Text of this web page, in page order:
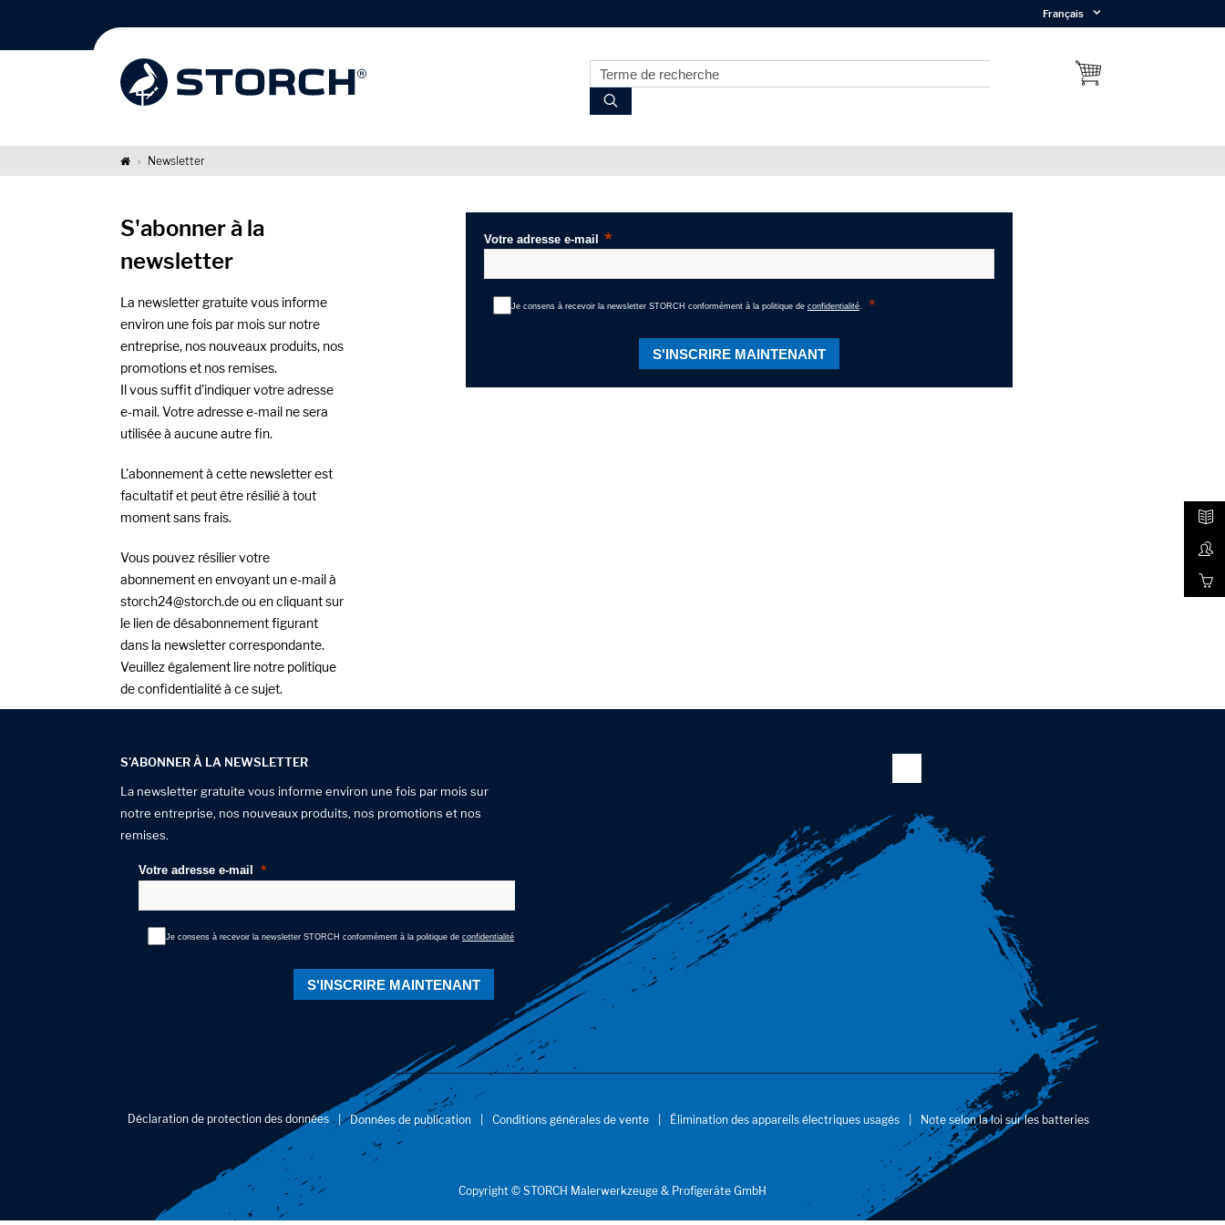
Français
Newsletter
S'abonner à la
newsletter
La newsletter gratuite vous informe
environ une fois par mois sur notre
entreprise, nos nouveaux produits, nos
promotions et nos remises.
Il vous suffit d'indiquer votre adresse
e-mail. Votre adresse e-mail ne sera
utilisée à aucune autre fin.
L'abonnement à cette newsletter est
facultatif et peut être résilié à tout
moment sans frais.
Vous pouvez résilier votre
abonnement en envoyant un e-mail à
storch24
storchdeou en cliquant sur
le lien de désabonnement figurant
dans la newsletter correspondante.
Veuillez également lire notre politique
de confidentialitéà ce sujet.
Votre adresse e-mail
Je consens à recevoir la newsletter STORCH conformément à la politique de confidentialité.
S'INSCRIRE MAINTENANT
S'ABONNER À LA NEWSLETTER
La newsletter gratuite vous informe environ une fois par mois sur
notre entreprise, nos nouveaux produits, nos promotions et nos
remises.
Votre adresse e-mail
Je consens à recevoir la newsletter STORCH conformément à la politique de confidentialité.
S'INSCRIRE MAINTENANT
Déclaration de protection des données Données de publication Conditions générales de vente Élimination des appareils électriques usagés Note selon la loi sur les batteries
Copyright © STORCH Malerwerkzeuge & Profigeräte GmbH